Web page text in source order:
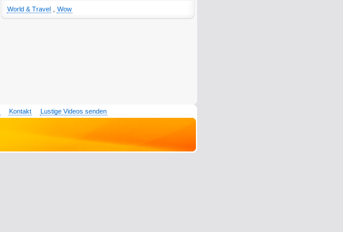
World & Travel Wow
Kontakt Lustige Videos senden